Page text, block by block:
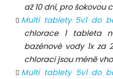
až 10 dní, pro
Multi tablety 5v1 do
chlorace 1 tableta
bazénové vody 1x za
chloraci jsou méně
Multi tablety 5v1 do